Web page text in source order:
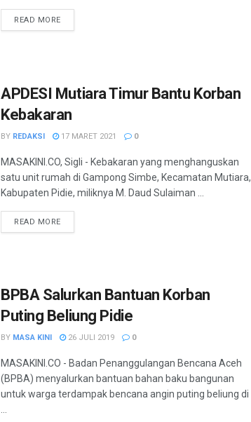
READ MORE
APDESI Mutiara Timur Bantu Korban
Kebakaran
BY REDAKSI 17 MARET 2021 0
MASAKINI.CO, Sigli - Kebakaran yang menghanguskan
satu unit rumah di Gampong Simbe, Kecamatan Mutiara,
Kabupaten Pidie, miliknya M. Daud Sulaiman ...
READ MORE
BPBA Salurkan Bantuan Korban
Puting Beliung Pidie
BY MASA KINI 26 JULI 2019 0
MASAKINI.CO - Badan Penanggulangan Bencana Aceh
(BPBA) menyalurkan bantuan bahan baku bangunan
untuk warga terdampak bencana angin puting beliung di